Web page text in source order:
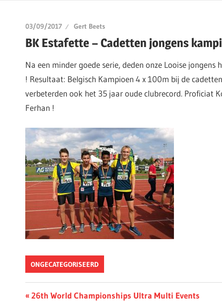
03/09/2017 Gert Beets
BK Estafette – Cadetten jongens
Na een minder goede serie, deden onze Looise jongens
! Resultaat: Belgisch Kampioen 4 x 100m bij de
verbeterden ook het 35 jaar oude clubrecord. Proficiat
Ferhan !
ONGECATEGORISEERD
Berichtnavigatie
Previous
26th World Championships Ultra Multi Events